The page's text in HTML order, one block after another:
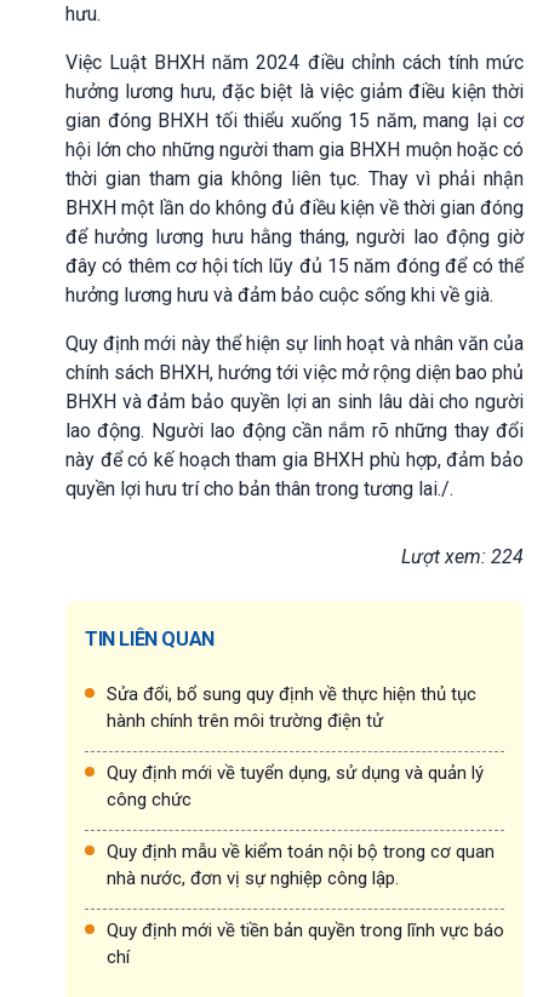
hưu.
Việc Luật BHXH năm 2024 điều chỉnh cách tính mức
hưởng lương hưu, đặc biệt là việc giảm điều kiện thời
gian đóng BHXH tối thiểu xuống 15 năm, mang lại cơ
hội lớn cho những người tham gia BHXH muộn hoặc có
thời gian tham gia không liên tục. Thay vì phải nhận
BHXH một lần do không đủ điều kiện về thời gian đóng
để hưởng lương hưu hằng tháng, người lao động giờ
đây có thêm cơ hội tích lũy đủ 15 năm đóng để có thể
hưởng lương hưu và đảm bảo cuộc sống khi về già.
Quy định mới này thể hiện sự linh hoạt và nhân văn của
chính sách BHXH, hướng tới việc mở rộng diện bao phủ
BHXH và đảm bảo quyền lợi an sinh lâu dài cho người
lao động. Người lao động cần nắm rõ những thay đổi
này để có kế hoạch tham gia BHXH phù hợp, đảm bảo
quyền lợi hưu trí cho bản thân trong tương lai./.
Lượt xem: 224
TIN LIÊN QUAN
Sửa đổi, bổ sung quy định về thực hiện thủ tục
hành chính trên môi trường điện tử
Quy định mới về tuyển dụng, sử dụng và quản lý
công chức
Quy định mẫu về kiểm toán nội bộ trong cơ quan
nhà nước, đơn vị sự nghiệp công lập.
Quy định mới về tiền bản quyền trong lĩnh vực báo
chí